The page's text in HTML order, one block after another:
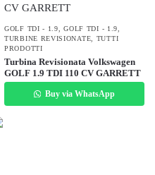
GOLF TDI - 1.9 ,GOLF TDI - 1.9
TURBINE REVISIONATE
TUTTI
PRODOTTI
Turbina Revisionata Volkswagen
GOLF 1.9 TDI 110 CV GARRETT
Buy via WhatsApp